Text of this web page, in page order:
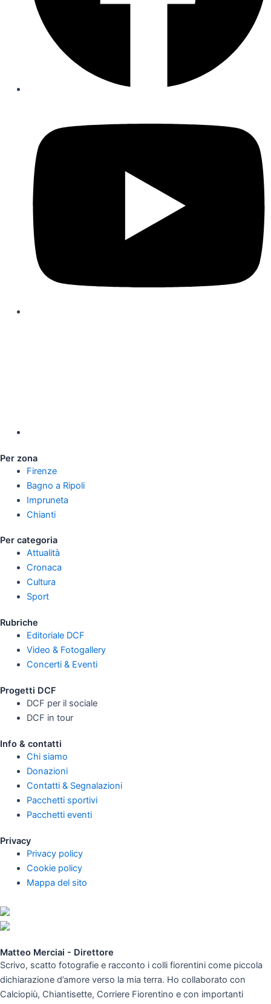
Per zona
Firenze
Bagno a Ripoli
Impruneta
Chianti
Per categoria
Attualità
Cronaca
Cultura
Sport
Rubriche
Editoriale DCF
Video & Fotogallery
Concerti & Eventi
Progetti DCF
DCF per il sociale
DCF in tour
Info & contatti
Chi siamo
Donazioni
Contatti & Segnalazioni
Pacchetti sportivi
Pacchetti eventi
Privacy
Privacy policy
Cookie policy
Mappa del sito
Matteo Merciai - Direttore
Scrivo, scatto fotografie e racconto i colli fiorentini come piccola
dichiarazione d’amore verso la mia terra. Ho collaborato con
Calciopiù, Chiantisette, Corriere Fiorentino e con importanti